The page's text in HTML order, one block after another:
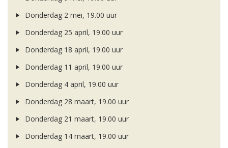
Donderdag 2 mei, 19.00 uur
Donderdag 25 april, 19.00 uur
Donderdag 18 april, 19.00 uur
Donderdag 11 april, 19.00 uur
Donderdag 4 april, 19.00 uur
Donderdag 28 maart, 19.00 uur
Donderdag 21 maart, 19.00 uur
Donderdag 14 maart, 19.00 uur